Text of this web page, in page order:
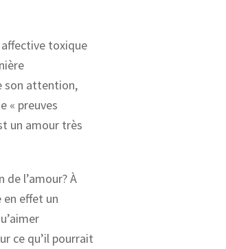
toxique
son attention,
« preuves
un amour très
l’amour? À
effet un
ce qu’il pourrait